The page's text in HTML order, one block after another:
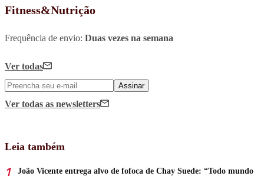
Fitness&Nutrição
Frequência de envio: Duas vezes na semana
Ver todas
Assinar
Ver todas as newsletters
Leia também
João Vicente entrega alvo de fofoca de Chay Suede: “Todo mundo